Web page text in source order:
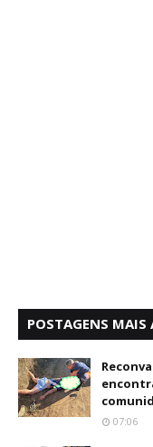
POSTAGENS MAIS
07:06